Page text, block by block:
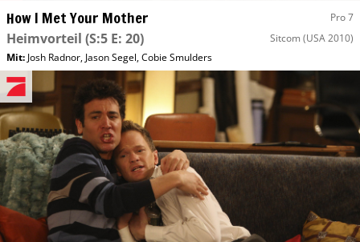
How I Met Your Mother Pro 7
Heimvorteil (S:5 E: 20) Sitcom (USA 2010)
Mit: Josh Radnor, Jason Segel,Cobie Smulders